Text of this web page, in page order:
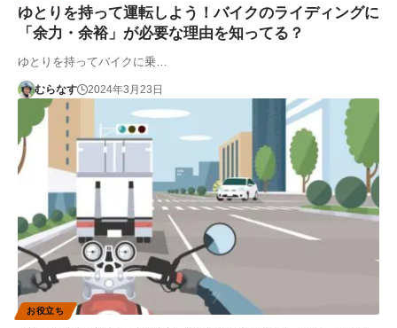
ゆとりを持って運転しよう！バイクのライディングに
「余力・余裕」が必要な理由を知ってる？
ゆとりを持ってバイクに乗…
むらなす 2024年3月23日
お役立ち